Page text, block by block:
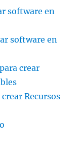
software en
software en
crear
Recursos